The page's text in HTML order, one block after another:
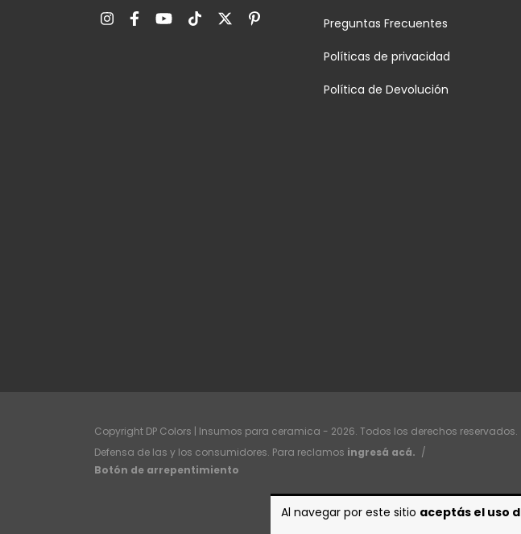
Al navegar por este sitio aceptás el uso
Preguntas Frecuentes
Políticas de privacidad
Política de Devolución
Copyright DP Colors | Insumos para ceramica - 2026. Todos los derechos reservados.
Defensa de las y los consumidores. Para reclamos ingresá acá. /
Botón de arrepentimiento